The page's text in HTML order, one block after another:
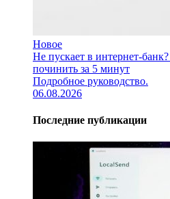
Новое
Не пускает в интернет-
починить за 5 минут
Подробное руководство.
06.08.2026
Последние публикации